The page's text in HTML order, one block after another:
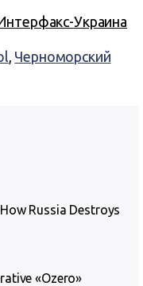
Украина
, Черноморский
Russia Destroys
«Ozero»